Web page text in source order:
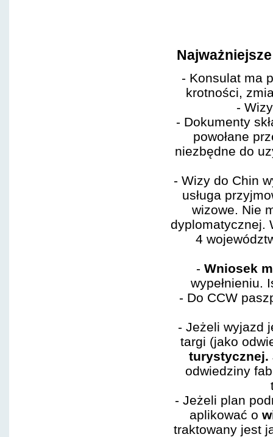
- Konsulat ma
krotności,
-
- Dokumenty
powołane
niezbędne do
- Wizy do Chin
usługa
wizowe. Nie
dyplomatycznej.
4
- Wniosek
wypełnieniu.
- Do CCW
- Jeżeli wyjazd
targi (jako
turystycznej.
odwiedziny
- Jeżeli plan
aplikować o
traktowany jest